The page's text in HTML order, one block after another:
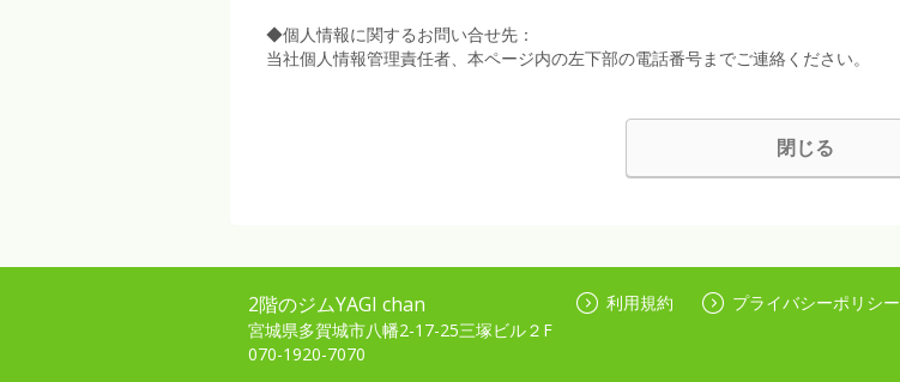
◆個人情報に関するお問い合せ先：
当社個人情報管理責任者、本ページ内の左下部の電話番号までご連絡ください。
閉じる
2階のジムYAGI chan
宮城県多賀城市八幡2-17-25三塚ビル２F
070-1920-7070
利用規約 プライバシーポリシー